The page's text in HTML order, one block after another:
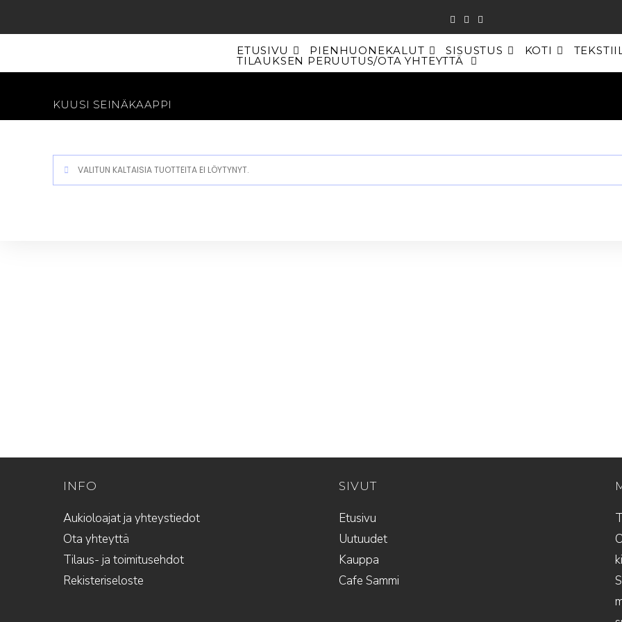
ETUSIVU PIENHUONEKALUT SISUSTUS KOTI
TILAUKSEN PERUUTUS/OTA YHTEYTTÄ TOGGLE
WEBSITE
KUUSI SEINÄKAAPPI
VALITUN KALTAISIA TUOTTEITA EI LÖYTYNYT.
INFO
Aukioloajat ja yhteystiedot
Ota yhteyttä
Tilaus- ja toimitusehdot
Rekisteriseloste
SIVUT
Etusivu
Uutuudet
Kauppa
Cafe Sammi